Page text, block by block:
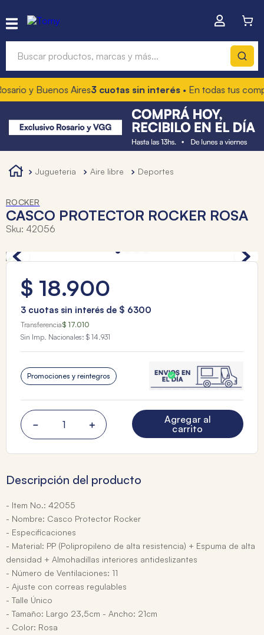
y Buenos Aires3 cuotas sin interés• En todas tus compras
jugueteria aire libre deportes
ROCKER
CASCO PROTECTOR ROCKER ROSA
Sku: 42056
$ 18.900
3 cuotas sin interés de $ 6300
Transferencia$ 17.010
Sin Imp. Nacionales: $ 14.931
Promociones y reintegros
＋
－
Agregar al
carrito
Descripción del producto
- Item No.: 42055
- Nombre: Casco Protector Rocker
- Especificaciones
- Material: PP (Polipropileno de alta resistencia) + Espuma de alta
densidad + Almohadillas interiores antideslizantes
- Número de Ventilaciones: 11
- Ajuste con correas regulables
- Talle Único
- Tamaño: Largo 23,5cm - Ancho: 21cm
- Color: Rosa
Términos más buscados
1.
hot wheels
3